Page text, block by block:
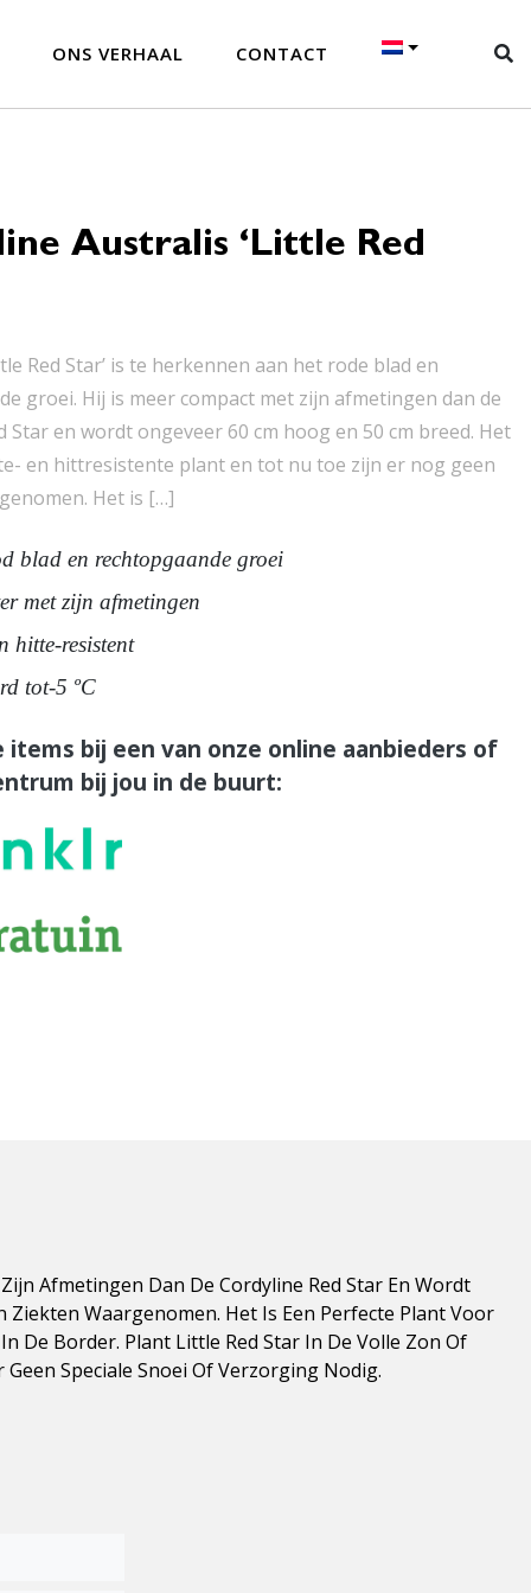
ONS VERHAAL CONTACT
Australis ‘Little Red
Red Star’ is te herkennen aan het rode blad en
groei. Hij is meer compact met zijn afmetingen dan de
Star en wordt ongeveer 60 cm hoog en 50 cm breed. Het
en hittresistente plant en tot nu toe zijn er nog geen
Het is […]
blad en rechtopgaande groei
met zijn afmetingen
hitte-resistent
tot-5 ºC
items bij een van onze online aanbieders of
bij jou in de buurt:
Afmetingen Dan De Cordyline Red Star En Wordt
Waargenomen. Het Is Een Perfecte Plant Voor
De Border. Plant Little Red Star In De Volle Zon Of
Speciale Snoei Of Verzorging Nodig.